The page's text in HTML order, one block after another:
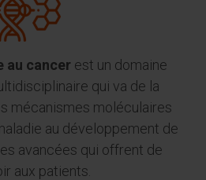
au cancer est un domaine
qui va de la
mécanismes moléculaires
au développement de
avancées qui offrent de
aux patients.